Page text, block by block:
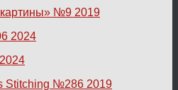
№9 2019